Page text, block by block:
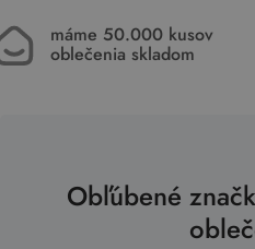
máme 50.000 kusov
oblečenia skladom
Obľúbené